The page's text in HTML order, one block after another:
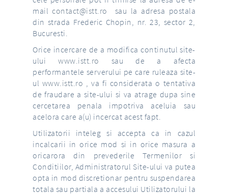
mail contact@istt.ro sau la adresa postala
din strada Frederic Chopin, nr. 23, sector 2,
Bucuresti.
Orice incercare de a modifica continutul site-
uluiwww.istt.ro sau de a afecta
performantele serverului pe care ruleaza site-
ul www.istt.ro , va fi considerata o tentativa
de fraudare a site-ului si va atrage dupa sine
cercetarea penala impotriva aceluia sau
acelora care a(u) incercat acest fapt.
Utilizatorii inteleg si accepta ca in cazul
incalcarii in orice mod si in orice masura a
oricarora din prevederile Termenilor si
Conditiilor, Administratorul Site-ului va putea
opta in mod discretionar pentru suspendarea
totala sau partiala a accesului Utilizatorului la